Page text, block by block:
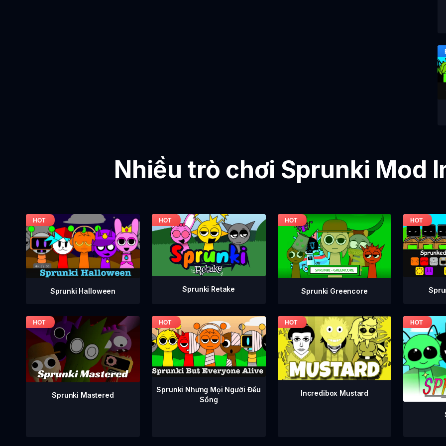
Nhiều trò chơi Sprunki Mod
Sprunki Halloween Sprunki Retake Sprunki Greencore
Sprunki Mastered
Sprunki Nhưng Mọi Người Đều
Sống
Incredibox Mustard